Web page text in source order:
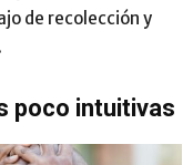
de recolección y
poco intuitivas